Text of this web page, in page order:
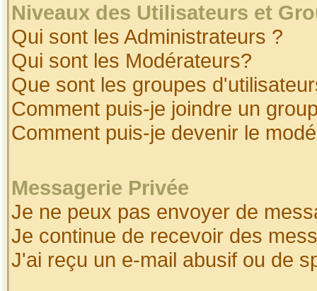
Niveaux des Utilisateurs et
Qui sont les Administrateurs ?
Qui sont les Modérateurs?
Que sont les groupes
Comment puis-je joindre un
Comment puis-je devenir le
Messagerie Privée
Je ne peux pas envoyer de
Je continue de recevoir des
J'ai reçu un e-mail abusif ou de